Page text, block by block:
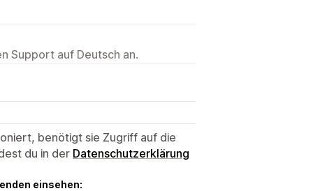
Support auf Deutsch an.
benötigt sie Zugriff auf die
du in der Datenschutzerklärung
einsehen: